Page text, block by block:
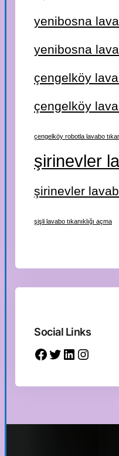
yenibosna
yenibosna
çengelköy
çengelköy
çengelköy robotla lavabo
şirinevler
şirinevler
şişli lavabo tıkanıklığı açma
Social Links
Facebook Twitter LinkedIn Instagram